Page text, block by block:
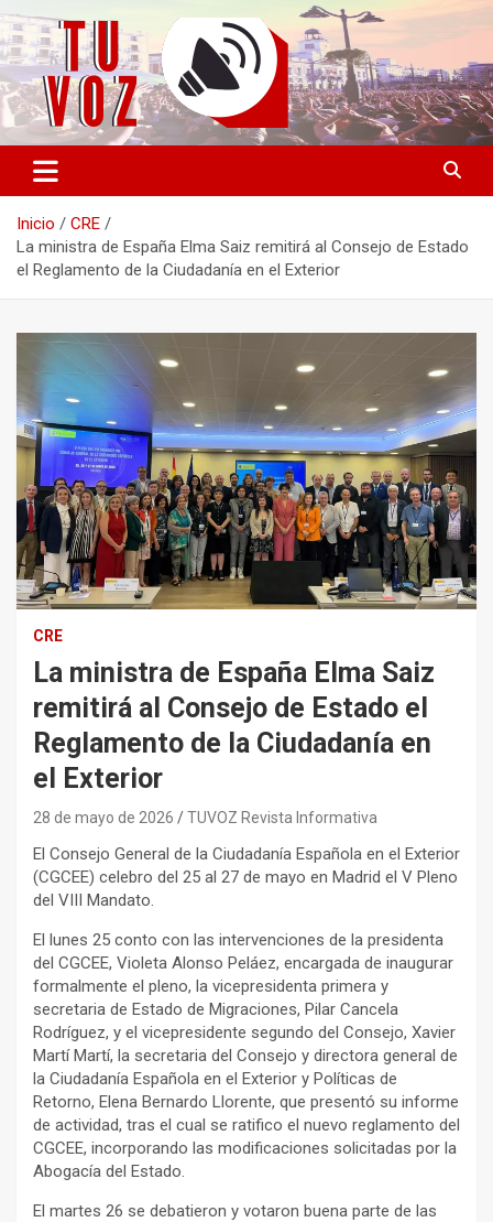
Saltar
contenido
TU VOZ
Información PLURAL y LIBRE
Inicio
CRE
La ministra de España Elma Saiz remitirá al Consejo de Estado
el Reglamento de la Ciudadanía en el Exterior
CRE
La ministra de España Elma Saiz
remitirá al Consejo de Estado el
Reglamento de la Ciudadanía en
el Exterior
28 de mayo de 2026 TUVOZ Revista Informativa
El Consejo General de la Ciudadanía Española en el Exterior
(CGCEE) celebro del 25 al 27 de mayo en Madrid el V Pleno
del VIII Mandato.
El lunes 25 conto con las intervenciones de la presidenta
del CGCEE, Violeta Alonso Peláez, encargada de inaugurar
formalmente el pleno, la vicepresidenta primera y
secretaria de Estado de Migraciones, Pilar Cancela
Rodríguez, y el vicepresidente segundo del Consejo, Xavier
Martí Martí, la secretaria del Consejo y directora general de
la Ciudadanía Española en el Exterior y Políticas de
Retorno, Elena Bernardo Llorente, que presentó su informe
de actividad, tras el cual se ratifico el nuevo reglamento del
CGCEE, incorporando las modificaciones solicitadas por la
Abogacía del Estado.
El martes 26 se debatieron y votaron buena parte de las